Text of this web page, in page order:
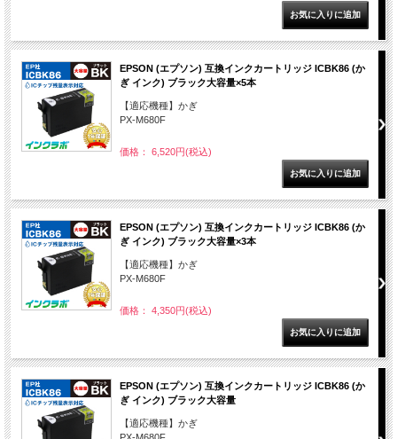
EPSON (エプソン) 互換インクカートリッジ ICBK86 (か
ぎ インク) ブラック大容量×5本
【適応機種】かぎ
PX-M680F
価格： 6,520円(税込)
EPSON (エプソン) 互換インクカートリッジ ICBK86 (か
ぎ インク) ブラック大容量×3本
【適応機種】かぎ
PX-M680F
価格： 4,350円(税込)
EPSON (エプソン) 互換インクカートリッジ ICBK86 (か
ぎ インク) ブラック大容量
【適応機種】かぎ